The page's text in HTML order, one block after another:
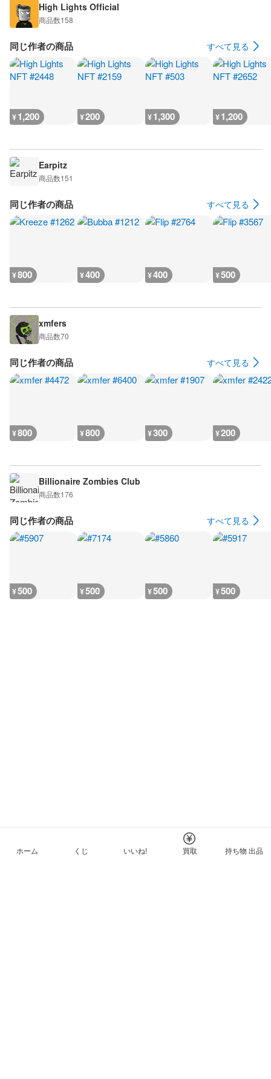
High Lights Official
商品数158
同じ作者の商品 すべて見る
¥1,200 ¥200 ¥1,300 ¥1,200
Earpitz
商品数151
同じ作者の商品 すべて見る
¥800 ¥400 ¥400 ¥500
xmfers
商品数70
同じ作者の商品 すべて見る
¥800 ¥800 ¥300 ¥200
Billionaire Zombies Club
商品数176
同じ作者の商品 すべて見る
¥500 ¥500 ¥500 ¥500
ホーム くじ いいね! 買取 持ち物 出品